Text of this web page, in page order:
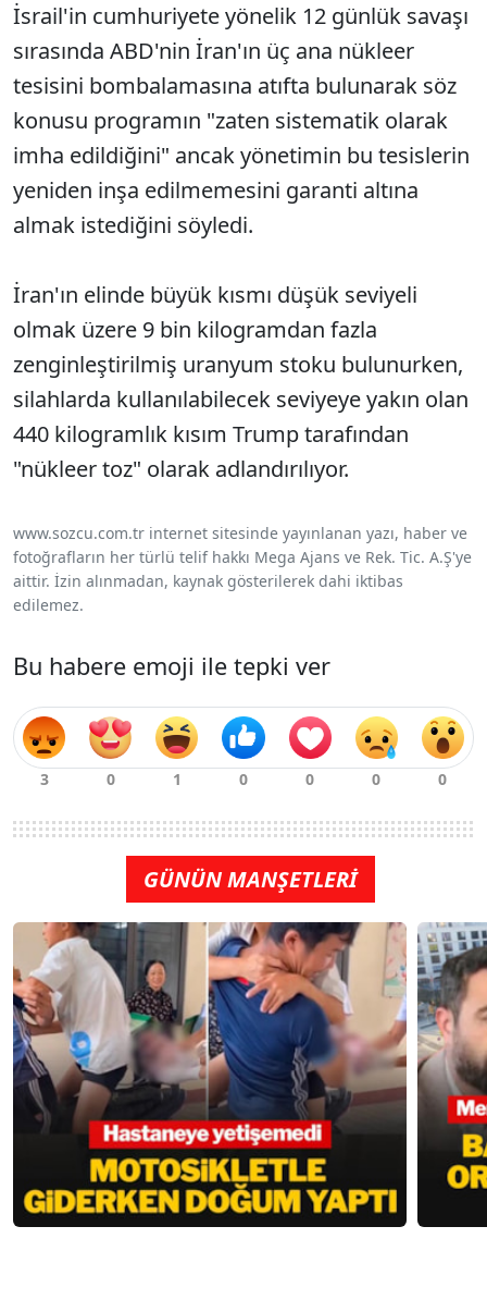
İsrail'in cumhuriyete yönelik 12 günlük savaşı
sırasında ABD'nin İran'ın üç ana nükleer
tesisini bombalamasına atıfta bulunarak söz
konusu programın "zaten sistematik olarak
imha edildiğini" ancak yönetimin bu tesislerin
yeniden inşa edilmemesini garanti altına
almak istediğini söyledi.
İran'ın elinde büyük kısmı düşük seviyeli
olmak üzere 9 bin kilogramdan fazla
zenginleştirilmiş uranyum stoku bulunurken,
silahlarda kullanılabilecek seviyeye yakın olan
440 kilogramlık kısım Trump tarafından
"nükleer toz" olarak adlandırılıyor.
www.sozcu.com.tr internet sitesinde yayınlanan yazı, haber ve
fotoğrafların her türlü telif hakkı Mega Ajans ve Rek. Tic. A.Ş'ye
aittir. İzin alınmadan, kaynak gösterilerek dahi iktibas
edilemez.
Bu habere emoji ile tepki ver
GÜNÜN MANŞETLERİ